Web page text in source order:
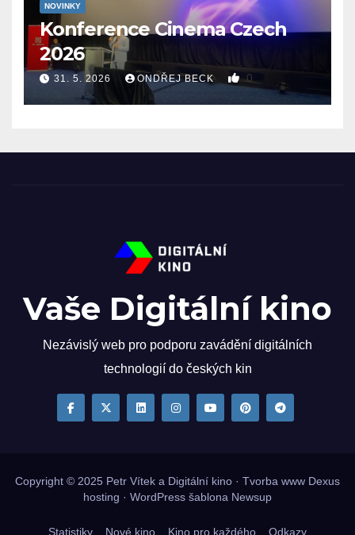
NOVINKY
Konference Cinema Czech
2026
31. 5. 2026 ONDŘEJ BECK 0
Vaše Digitální kino
Nezávislý web pro podporu zavádění digitálních
technologií do českých kin
Copyright © 2025 Petr Vítek a Digitální kino · Tvorba www Dexus
hosting · WordPress šablona Newsup
Statistiky Nové kino Kino pro každého Odkazy